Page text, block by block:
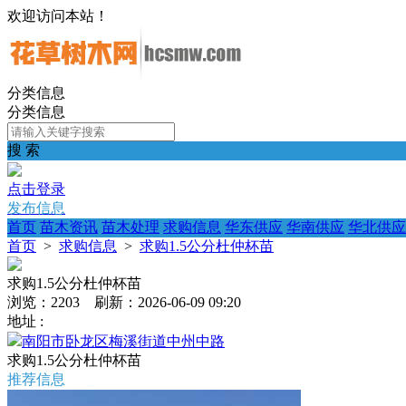
欢迎访问本站！
分类信息
分类信息
搜 索
点击登录
发布信息
首页 苗木资讯 苗木处理 求购信息 华东供应 华南供应 华北供应
首页 > 求购信息 > 求购1.5公分杜仲杯苗
求购1.5公分杜仲杯苗
浏览：2203 刷新：2026-06-09 09:20
地址 :
南阳市卧龙区梅溪街道中州中路
求购1.5公分杜仲杯苗
推荐信息